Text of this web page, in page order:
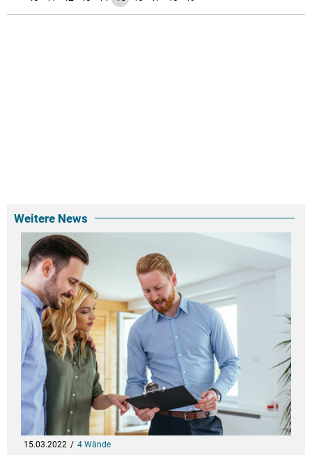
Weitere News
15.03.2022 4 Wände